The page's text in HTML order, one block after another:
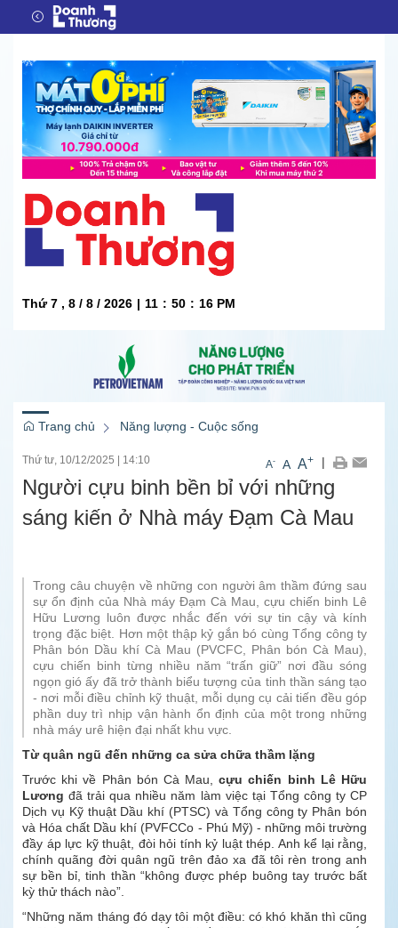
Thứ 7 , 8 / 8 / 2026 | 11 : 50 : 17 PM
Trang chủ Năng lượng - Cuộc sống
Thứ tư, 10/12/2025 | 14:10 A- A A+ |
Người cựu binh bền bỉ với những
sáng kiến ở Nhà máy Đạm Cà Mau
Trong câu chuyện về những con người âm thầm đứng sau
sự ổn định của Nhà máy Đạm Cà Mau, cựu chiến binh Lê
Hữu Lương luôn được nhắc đến với sự tin cậy và kính
trọng đặc biệt. Hơn một thập kỷ gắn bó cùng Tổng công ty
Phân bón Dầu khí Cà Mau (PVCFC, Phân bón Cà Mau),
cựu chiến binh từng nhiều năm “trấn giữ” nơi đầu sóng
ngọn gió ấy đã trở thành biểu tượng của tinh thần sáng tạo
- nơi mỗi điều chỉnh kỹ thuật, mỗi dụng cụ cải tiến đều góp
phần duy trì nhịp vận hành ổn định của một trong những
nhà máy urê hiện đại nhất khu vực.
Từ quân ngũ đến những ca sửa chữa thầm lặng
Trước khi về Phân bón Cà Mau,cựu chiến binh Lê Hữu
Lương đã trải qua nhiều năm làm việc tại Tổng công ty CP
Dịch vụ Kỹ thuật Dầu khí (PTSC) và Tổng công ty Phân bón
và Hóa chất Dầu khí (PVFCCo - Phú Mỹ) - những môi trường
đầy áp lực kỹ thuật, đòi hỏi tính kỷ luật thép. Anh kể lại rằng,
chính quãng đời quân ngũ trên đảo xa đã tôi rèn trong anh
sự bền bỉ, tinh thần “không được phép buông tay trước bất
kỳ thử thách nào”.
“Những năm tháng đó dạy tôi một điều: có khó khăn thì cũng